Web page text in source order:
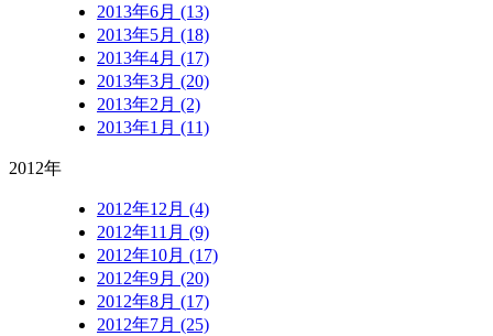
2013年6月 (13)
2013年5月 (18)
2013年4月 (17)
2013年3月 (20)
2013年2月 (2)
2013年1月 (11)
2012年
2012年12月 (4)
2012年11月 (9)
2012年10月 (17)
2012年9月 (20)
2012年8月 (17)
2012年7月 (25)